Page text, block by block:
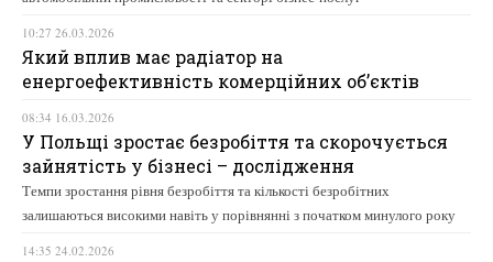
10:27 26.03.2026
Який вплив має радіатор на
енергоефективність комерційних об’єктів
08:34 16.03.2026
У Польщі зростає безробіття та скорочується
зайнятість у бізнесі – дослідження
Темпи зростання рівня безробіття та кількості безробітних
залишаються високими навіть у порівнянні з початком минулого року
14:35 24.02.2026